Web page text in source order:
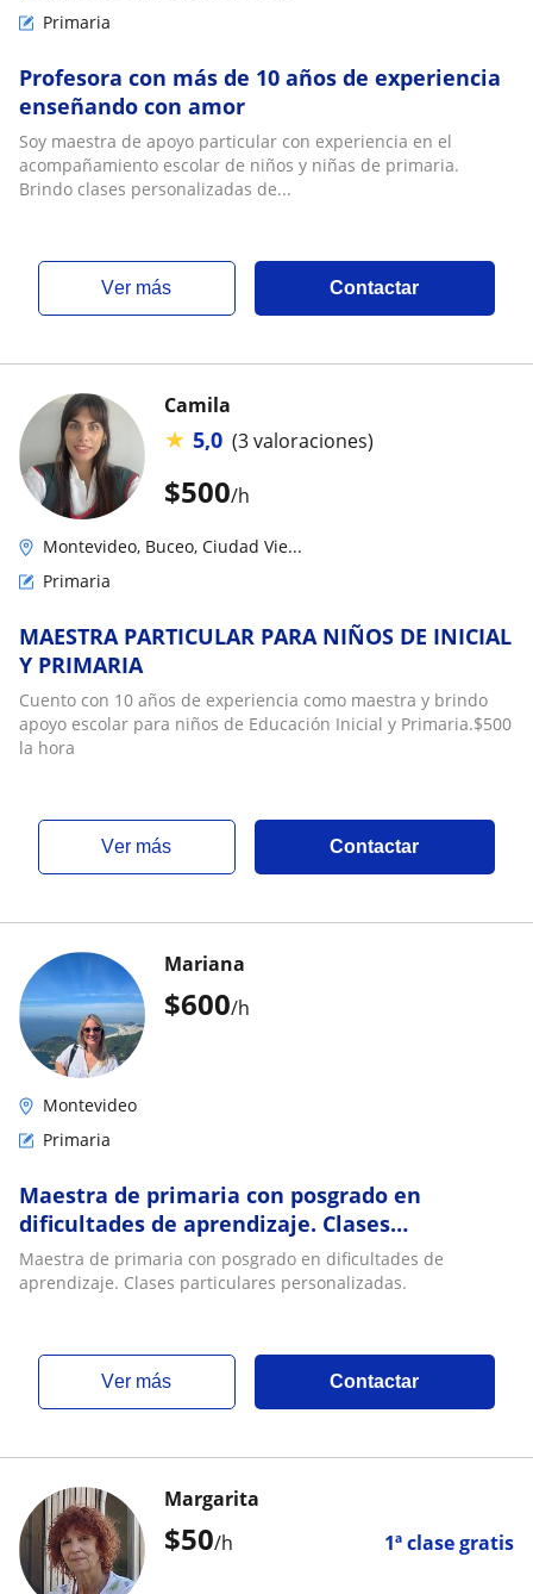
Primaria
Profesora con más de 10 años de experiencia
enseñando con amor
Soy maestra de apoyo particular con experiencia en el
acompañamiento escolar de niños y niñas de primaria.
Brindo clases personalizadas de...
ver más Contactar
$500/h
Camila
★ 5,0 (3 valoraciones)
Montevideo, Buceo, Ciudad Vie...
Primaria
MAESTRA PARTICULAR PARA NIÑOS DE INICIAL
Y PRIMARIA
Cuento con 10 años de experiencia como maestra y brindo
apoyo escolar para niños de Educación Inicial y Primaria.$500
la hora
ver más Contactar
$600/h
Mariana
Montevideo
Primaria
Maestra de primaria con posgrado en
dificultades de aprendizaje. Clases
particulares personalizadas
Maestra de primaria con posgrado en dificultades de
aprendizaje. Clases particulares personalizadas.
ver más Contactar
$50/h 1ª clase gratis
Margarita